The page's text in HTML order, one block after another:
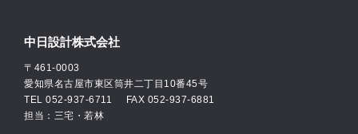
中日設計株式会社
〒461-0003
愛知県名古屋市東区筒井二丁目10番45号
TEL 052-937-6711 FAX 052-937-6881
担当：三宅・若林